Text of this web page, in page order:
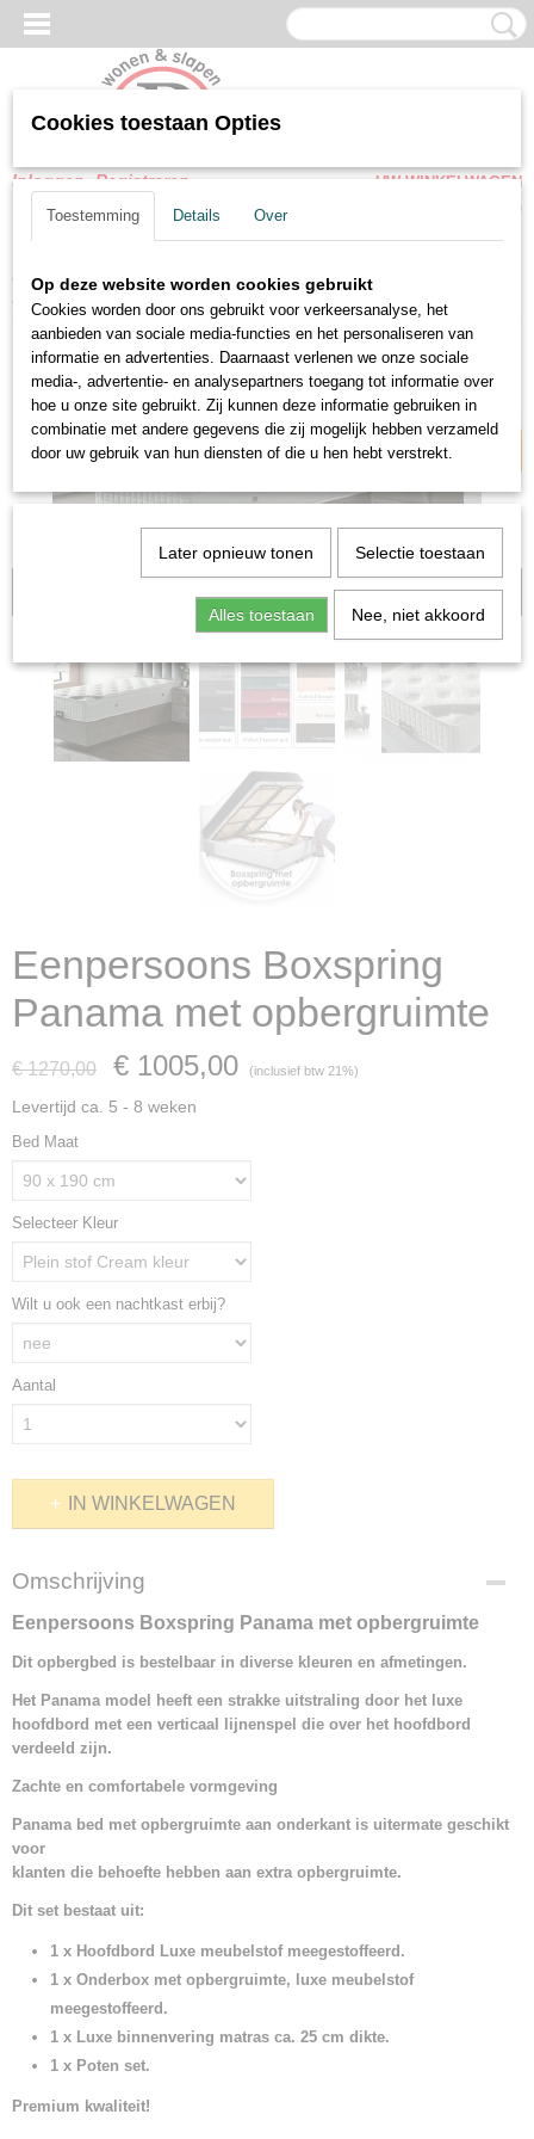
Inloggen Registreren
UW WINKELWAGEN
(0)
Home > Opbergbedden > Opbergbedden Met Matras
Eenpersoons Boxspring Panama met opbergruimte
Zelf samenstellen
Eenpersoons Boxspring
Panama met opbergruimte
€ 1270,00 € 1005,00 (inclusief btw 21%)
Levertijd ca. 5 - 8 weken
Bed Maat
Selecteer Kleur
Wilt u ook een nachtkast erbij?
Aantal
IN WINKELWAGEN
Omschrijving
Eenpersoons Boxspring Panama met opbergruimte
Dit opbergbed is bestelbaar in diverse kleuren en afmetingen.
Het Panama model heeft een strakke uitstraling door het luxe
hoofdbord met een verticaal lijnenspel die over het hoofdbord
verdeeld zijn.
Zachte en comfortabele vormgeving
Panama bed met opbergruimte aan onderkant is uitermate geschikt
voor
klanten die behoefte hebben aan extra opbergruimte.
Dit set bestaat uit:
1 x Hoofdbord Luxe meubelstof meegestoffeerd.
1 x Onderbox met opbergruimte, luxe meubelstof
meegestoffeerd.
1 x Luxe binnenvering matras ca. 25 cm dikte.
1 x Poten set.
Premium kwaliteit!
Cookies toestaan Opties
Toestemming Details Over
Op deze website worden cookies gebruikt
Cookies worden door ons gebruikt voor verkeersanalyse, het
aanbieden van sociale media-functies en het personaliseren van
informatie en advertenties. Daarnaast verlenen we onze sociale
media-, advertentie- en analysepartners toegang tot informatie over
hoe u onze site gebruikt. Zij kunnen deze informatie gebruiken in
combinatie met andere gegevens die zij mogelijk hebben verzameld
door uw gebruik van hun diensten of die u hen hebt verstrekt.
Later opnieuw tonen Selectie toestaan
Alles toestaan Nee, niet akkoord